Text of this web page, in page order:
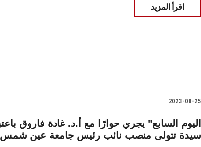
اقرأ المزيد
2023-08-25
سيدة تتولى منصب نائب رئيس جامعة عين شمس